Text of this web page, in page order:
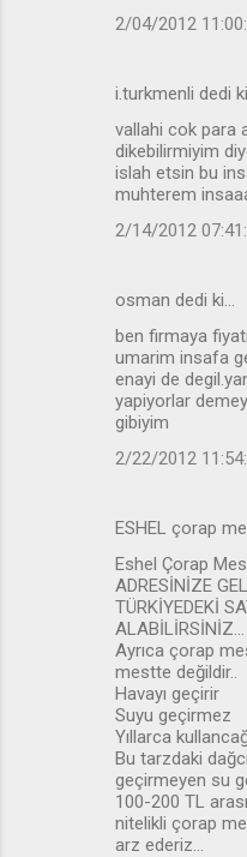
2/04/2012
i.turkmenli dedi
vallahi cok para
dikebilirmiyim
islah etsin bu
muhterem
2/14/2012
osman dedi ki…
ben firmaya
umarim insafa
enayi de
yapiyorlar
gibiyim
2/22/2012
ESHEL çorap
Eshel Çorap
ADRESİNİZE
TÜRKİYEDEKİ
ALABİLİRSİNİZ...
Ayrıca çorap
mestte değildir..
Havayı geçirir
Suyu geçirmez
Yıllarca
Bu tarzdaki
geçirmeyen su
100-200 TL
nitelikli çorap
arz ederiz...